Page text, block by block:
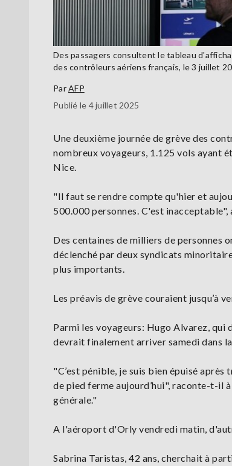
Des passagers consultent le tableau
des contrôleurs aériens français, le 3 juillet
ParAFP
Publié le 4 juillet 2025
Une deuxième journée de grève des
nombreux voyageurs, 1.125 vols ayant
Nice.
"Il faut se rendre compte qu'hier et
500.000 personnes. C'est
Des centaines de milliers de personnes
déclenché par deux syndicats
plus importants.
Les préavis de grève couraient jusqu’à
Parmi les voyageurs: Hugo Alvarez, qui
devrait finalement arriver samedi dans
"C’est pénible, je suis bien épuisé
de pied ferme aujourd’hui", raconte-t-il à
générale."
A l'aéroport d'Orly vendredi matin,
Sabrina Taristas, 42 ans, cherchait à